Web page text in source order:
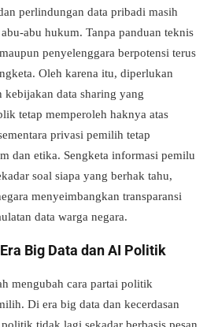
perlindungan data pribadi masih
abu hukum. Tanpa panduan teknis
penyelenggara berpotensi terus
Oleh karena itu, diperlukan
kebijakan data sharing yang
tetap memperoleh haknya atas
privasi pemilih tetap
dan etika. Sengketa informasi pemilu
soal siapa yang berhak tahu,
menyeimbangkan transparansi
data warga negara.
Big Data dan AI Politik
mengubah cara partai politik
Di era big data dan kecerdasan
tidak lagi sekadar berbasis pesan